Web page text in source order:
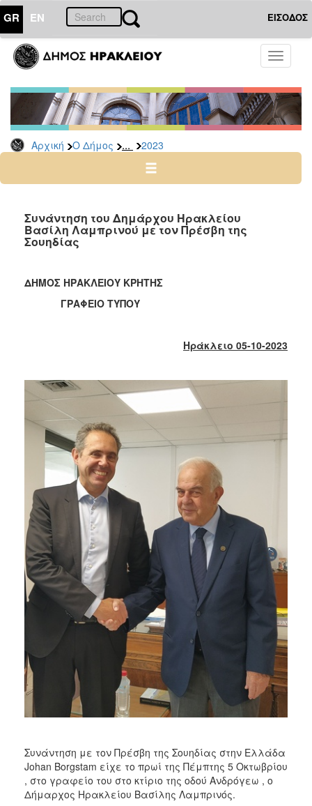
GR EN ΕΙΣΟΔΟΣ
Toggle
Αρχική Ο Δήμος ... 2023
ΔΗΜΟΣ
Δελτία
Τύπου
Αρχείο
2026
2024
2022
2021
2015
2013
2012
2011
2010
2006
ΤΟΠΟΣ
ΠΟΛΙΤΙΣΜΟΣ
Συνάντηση του Δημάρχου Ηρακλείου
Βασίλη Λαμπρινού με τον Πρέσβη της
Σουηδίας
ΔΗΜΟΣ ΗΡΑΚΛΕΙΟΥ ΚΡΗΤΗΣ
ΓΡΑΦΕΙΟ ΤΥΠΟΥ
Ηράκλειο 05-10-2023
Συνάντηση με τον Πρέσβη της Σουηδίας στην Ελλάδα
Johan Borgstam είχε το πρωί της Πέμπτης 5 Οκτωβρίου
, στο γραφείο του στο κτίριο της οδού Ανδρόγεω , ο
Δήμαρχος Ηρακλείου Βασίλης Λαμπρινός.